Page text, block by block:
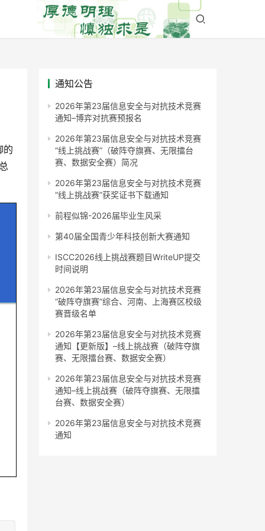
的
通知公告
2026年第23届信息安全与对抗技术竞赛
通知–博弈对抗赛预报名
2026年第23届信息安全与对抗技术竞赛
“线上挑战赛”（破阵夺旗赛、无限擂台
赛、数据安全赛）简况
2026年第23届信息安全与对抗技术竞赛
“线上挑战赛”获奖证书下载通知
前程似锦-2026届毕业生风采
第40届全国青少年科技创新大赛通知
ISCC2026线上挑战赛题目WriteUP提交
时间说明
2026年第23届信息安全与对抗技术竞赛
“破阵夺旗赛”综合、河南、上海赛区校级
赛晋级名单
2026年第23届信息安全与对抗技术竞赛
通知【更新版】–线上挑战赛（破阵夺旗
赛、无限擂台赛、数据安全赛）
2026年第23届信息安全与对抗技术竞赛
通知–线上挑战赛（破阵夺旗赛、无限擂
台赛、数据安全赛）
2026年第23届信息安全与对抗技术竞赛
通知